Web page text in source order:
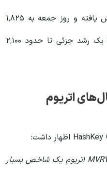
دو هفته گذشته ۳۰ درصد کاهش یافته و روز جمعه به ۱٬۸۲۵
دلار رسید، سپس روز دوشنبه با یک رشد جزئی تا حدود ۲٬۱۰۰
اتریوم
«از نظر تاریخی، MVRV Z-Score اتریوم یک شاخص بسیار